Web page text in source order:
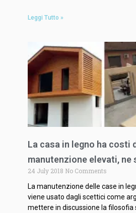
Leggi Tutto »
La casa in legno ha costi
manutenzione elevati, ne
24 July 2018 No Comments
La manutenzione delle case in
viene usato dagli scettici come
mettere in discussione la filosofia